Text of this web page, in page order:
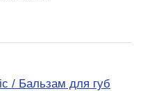
/ Бальзам для губ